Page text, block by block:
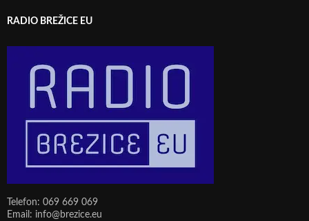
RADIO BREŽICE EU
Telefon: 069 669 069
Email: info@brezice.eu